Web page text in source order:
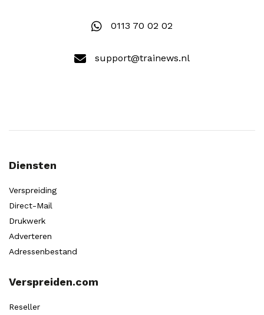
0113 70 02 02
support@trainews.nl
Diensten
Verspreiding
Direct-Mail
Drukwerk
Adverteren
Adressenbestand
Verspreiden.com
Reseller